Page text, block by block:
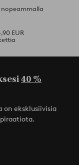
EUR
40 %
on eksklusiivisia